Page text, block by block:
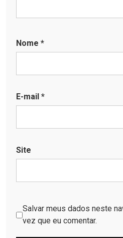
Salvar meus dados neste
Conjunto de Temperos
kit Porta Temperos